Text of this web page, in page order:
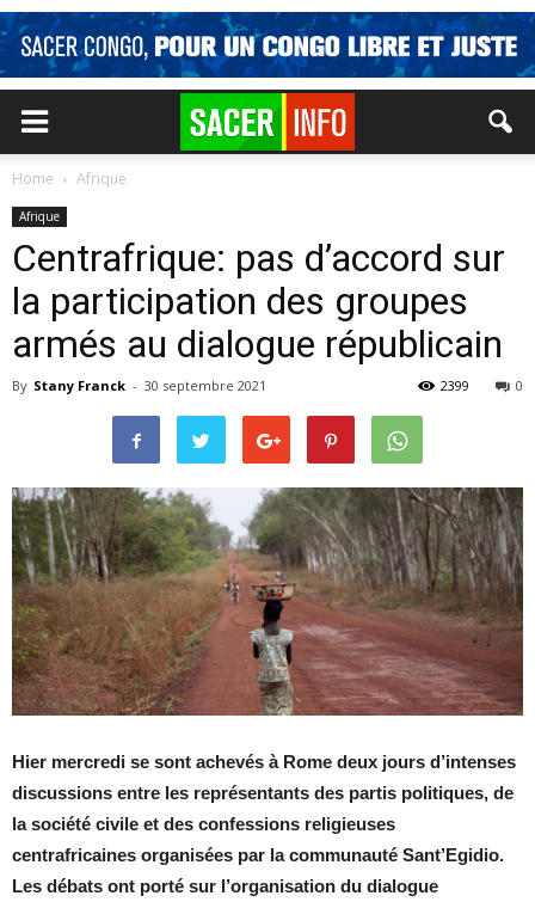
Home Afrique
Afrique
Centrafrique: pas d’accord sur
la participation des groupes
armés au dialogue républicain
By Stany Franck - 30 septembre 2021 0
2399
Hier mercredi se sont achevés à Rome deux jours d’intenses
discussions entre les représentants des partis politiques, de
la société civile et des confessions religieuses
centrafricaines organisées par la communauté Sant’Egidio.
Les débats ont porté sur l’organisation du dialogue